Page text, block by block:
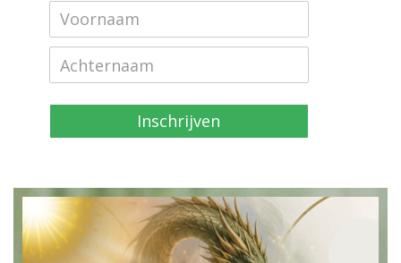
Inschrijven